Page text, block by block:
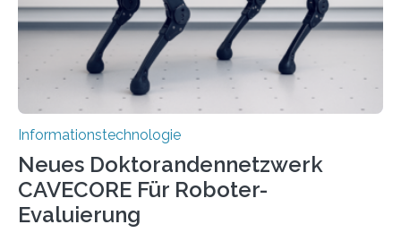
immer größer werden und riesige Datenmengen
verarbeiten müssen, steigt der Bedarf an neuen
Rechenarchitekturen. Neben Quantencomputern
rücken dabei insbesondere…
Informationstechnologie
Neues Doktorandennetzwerk
CAVECORE Für Roboter-
Evaluierung